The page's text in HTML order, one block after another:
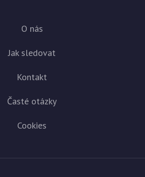
O nás
Jak sledovat
Kontakt
Časté otázky
Cookies